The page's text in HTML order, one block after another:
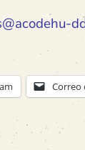
Correo